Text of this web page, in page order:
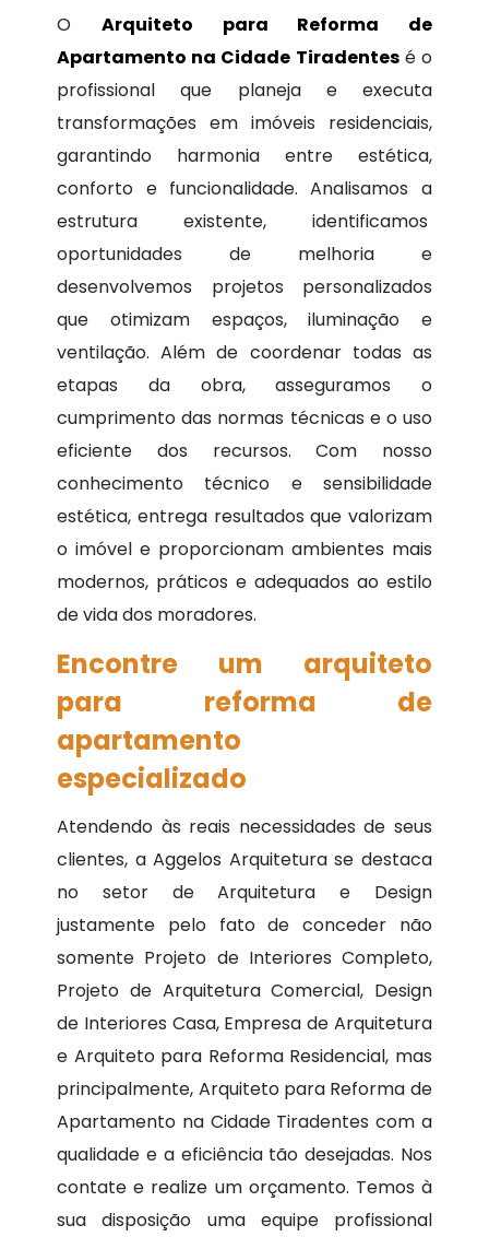
O Arquiteto para Reforma de
Apartamento na Cidade Tiradentesé o
profissional que planeja e executa
transformações em imóveis residenciais,
garantindo harmonia entre estética,
conforto e funcionalidade. Analisamos a
estrutura existente, identificamos
oportunidades de melhoria e
desenvolvemos projetos personalizados
que otimizam espaços, iluminação e
ventilação. Além de coordenar todas as
etapas da obra, asseguramos o
cumprimento das normas técnicas e o uso
eficiente dos recursos. Com nosso
conhecimento técnico e sensibilidade
estética, entrega resultados que valorizam
o imóvel e proporcionam ambientes mais
modernos, práticos e adequados ao estilo
de vida dos moradores.
Encontre um arquiteto
para reforma de
apartamento
especializado
Atendendo às reais necessidades de seus
clientes, a Aggelos Arquitetura se destaca
no setor de Arquitetura e Design
justamente pelo fato de conceder não
somente Projeto de Interiores Completo,
Projeto de Arquitetura Comercial, Design
de Interiores Casa, Empresa de Arquitetura
e Arquiteto para Reforma Residencial, mas
principalmente, Arquiteto para Reforma de
Apartamento na Cidade Tiradentes com a
qualidade e a eficiência tão desejadas. Nos
contate e realize um orçamento. Temos à
sua disposição uma equipe profissional